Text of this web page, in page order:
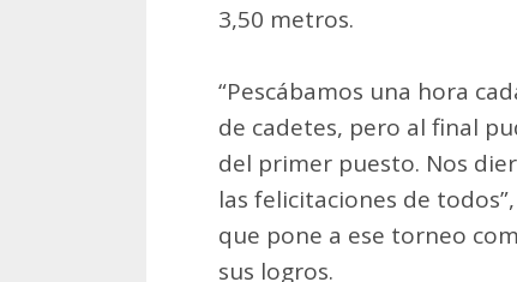
3,50 metros.
“Pescábamos una hora
de cadetes, pero al final
del primer puesto. Nos
las felicitaciones de
que pone a ese torneo
sus logros.